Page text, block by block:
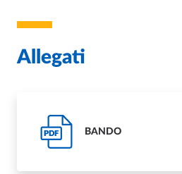
Allegati
PDF BANDO